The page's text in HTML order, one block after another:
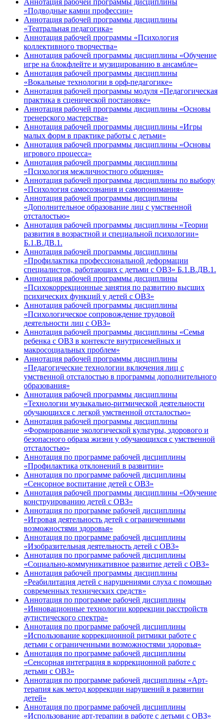
Аннотация рабочей программы дисциплины
«Подводные камни профессии»
Аннотация рабочей программы дисциплины
«Театральная педагогика»
Аннотация рабочей программы «Психология
коллективного творчества»
Аннотация рабочей программы дисциплины «Обучение
игре на блокфлейте и музицированию в ансамбле»
Аннотация рабочей программы дисциплины
«Вокальные технологии в орф-педагогике»
Аннотация рабочей программы модуля «Педагогическая
практика в сценической постановке»
Аннотация рабочей программы дисциплины «Основы
тренерского мастерства»
Аннотация рабочей программы дисциплины «Игры
малых форм в практике работы с детьми»
Аннотация рабочей программы дисциплины «Основы
игрового процесса»
Аннотация рабочей программы дисциплины
«Психология межличностного общения»
Аннотация рабочей программы дисциплины по выбору
«Психология самосознания и самопонимания»
Аннотация рабочей программы дисциплины
«Дополнительное образование лиц с умственной
отсталостью»
Аннотация рабочей программы дисциплины «Теории
развития в возрастной и специальной психологии»
Б.1.В.ДВ.1.
Аннотация рабочей программы дисциплины
«Профилактика профессиональной деформации
специалистов, работающих с детьми с ОВЗ» Б.1.В.ДВ.1.
Аннотация рабочей программы дисциплины
«Психокоррекционные занятия по развитию высших
психических функций у детей с ОВЗ»
Аннотация рабочей программы дисциплины
«Психологическое сопровождение трудовой
деятельности лиц с ОВЗ»
Аннотация рабочей программы дисциплины «Семья
ребенка с ОВЗ в контексте внутрисемейных и
макросоциальных проблем»
Аннотация рабочей программы дисциплины
«Педагогические технологии включения лиц с
умственной отсталостью в программы дополнительного
образования»
Аннотация рабочей программы дисциплины
«Технологии музыкально-ритмической деятельности
обучающихся с легкой умственной отсталостью»
Аннотация рабочей программы дисциплины
«Формирование экологической культуры, здорового и
безопасного образа жизни у обучающихся с умственной
отсталостью»
Аннотация по программе рабочей дисциплины
«Профилактика отклонений в развитии»
Аннотация по программе рабочей дисциплины
«Сенсорное воспитание детей с ОВЗ»
Аннотация рабочей программы дисциплины «Обучение
конструированию детей с ОВЗ»
Аннотация по программе рабочей дисциплины
«Игровая деятельность детей с ограниченными
возможностями здоровья»
Аннотация по программе рабочей дисциплины
«Изобразительная деятельность детей с ОВЗ»
Аннотация по программе рабочей дисциплины
«Социально-коммуникативное развитие детей с ОВЗ»
Аннотация рабочей программы дисциплины
«Реабилитация детей с нарушениями слуха с помощью
современных технических средств»
Аннотация по программе рабочей дисциплины
«Инновационные технологии коррекции расстройств
аутистического спектра»
Аннотация по программе рабочей дисциплины
«Использование коррекционной ритмики работе с
детьми с ограниченными возможностями здоровья»
Аннотация по программе рабочей дисциплины
«Сенсорная интеграция в коррекционной работе с
детьми с ОВЗ»
Аннотация по программе рабочей дисциплины «Арт-
терапия как метод коррекции нарушений в развитии
детей»
Аннотация по программе рабочей дисциплины
«Использование арт-терапии в работе с детьми с ОВЗ»